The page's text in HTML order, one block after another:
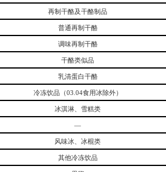
再制干酪及干酪制品
普通再制干酪
调味再制干酪
干酪类似品
乳清蛋白干酪
冷冻饮品（03.04食用冰除外）
冰淇淋、雪糕类
—
风味冰、冰棍类
其他冷冻饮品